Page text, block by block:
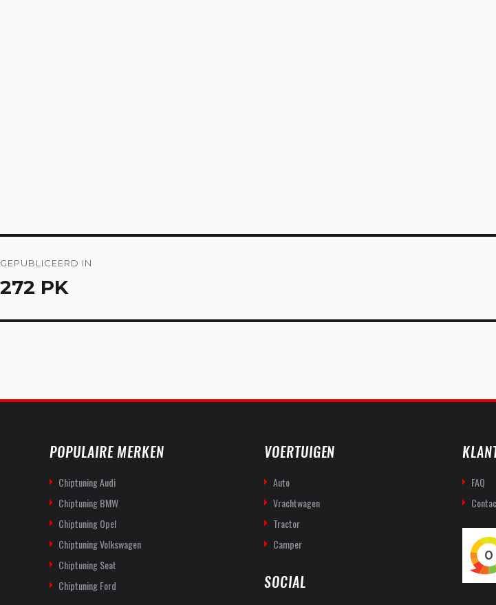
navigatie
GEPUBLICEERD IN
272 PK
POPULAIRE MERKEN
Chiptuning Audi
Chiptuning BMW
Chiptuning Opel
Chiptuning Volkswagen
Chiptuning Seat
Chiptuning Ford
VOERTUIGEN
Auto
Vrachtwagen
Tractor
Camper
SOCIAL
FAQ